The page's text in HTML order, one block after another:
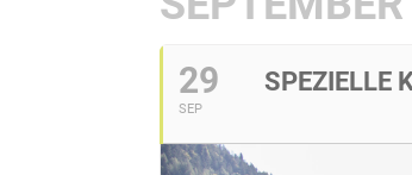
29
SEP
SPEZIELLE